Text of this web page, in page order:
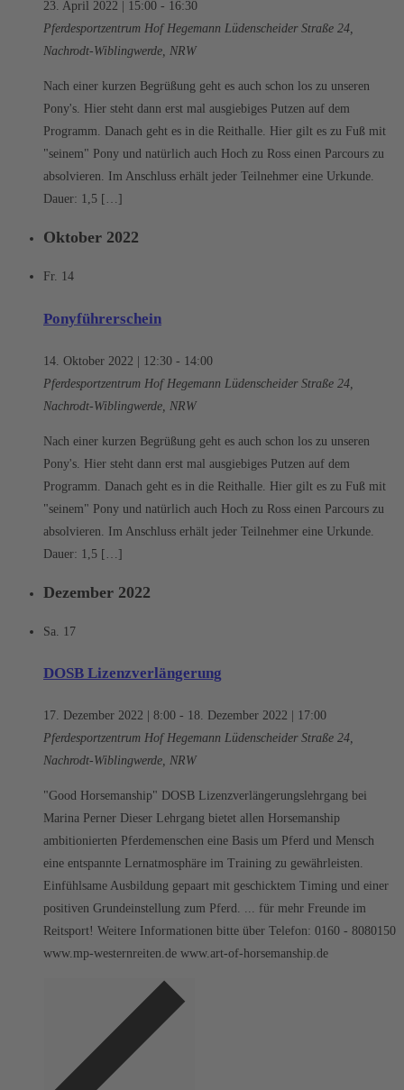
23. April 2022 | 15:00 - 16:30
Pferdesportzentrum Hof Hegemann Lüdenscheider Straße 24,
Nachrodt-Wiblingwerde, NRW
Nach einer kurzen Begrüßung geht es auch schon los zu unseren
Pony's. Hier steht dann erst mal ausgiebiges Putzen auf dem
Programm. Danach geht es in die Reithalle. Hier gilt es zu Fuß mit
"seinem" Pony und natürlich auch Hoch zu Ross einen Parcours zu
absolvieren. Im Anschluss erhält jeder Teilnehmer eine Urkunde.
Dauer: 1,5 […]
Oktober 2022
Fr. 14
Ponyführerschein
14. Oktober 2022 | 12:30 - 14:00
Pferdesportzentrum Hof Hegemann Lüdenscheider Straße 24,
Nachrodt-Wiblingwerde, NRW
Nach einer kurzen Begrüßung geht es auch schon los zu unseren
Pony's. Hier steht dann erst mal ausgiebiges Putzen auf dem
Programm. Danach geht es in die Reithalle. Hier gilt es zu Fuß mit
"seinem" Pony und natürlich auch Hoch zu Ross einen Parcours zu
absolvieren. Im Anschluss erhält jeder Teilnehmer eine Urkunde.
Dauer: 1,5 […]
Dezember 2022
Sa. 17
DOSB Lizenzverlängerung
17. Dezember 2022 | 8:00 - 18. Dezember 2022 | 17:00
Pferdesportzentrum Hof Hegemann Lüdenscheider Straße 24,
Nachrodt-Wiblingwerde, NRW
"Good Horsemanship" DOSB Lizenzverlängerungslehrgang bei
Marina Perner Dieser Lehrgang bietet allen Horsemanship
ambitionierten Pferdemenschen eine Basis um Pferd und Mensch
eine entspannte Lernatmosphäre im Training zu gewährleisten.
Einfühlsame Ausbildung gepaart mit geschicktem Timing und einer
positiven Grundeinstellung zum Pferd. ... für mehr Freunde im
Reitsport! Weitere Informationen bitte über Telefon: 0160 - 8080150
www.mp-westernreiten.de www.art-of-horsemanship.de